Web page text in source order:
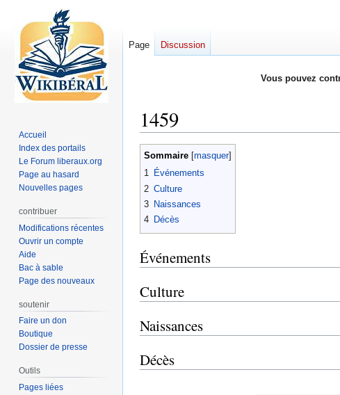
Vous pouvez
1459
Aller
Aller
Sommaire
1 Événements
2 Culture
3 Naissances
4 Décès
Événements
Culture
Naissances
Décès
Page Discussion
Accueil
Index des portails
Le Forum liberaux.org
Page au hasard
Nouvelles pages
contribuer
Modifications récentes
Ouvrir un compte
Aide
Bac à sable
Page des nouveaux
soutenir
Faire un don
Boutique
Dossier de presse
Outils
Pages liées